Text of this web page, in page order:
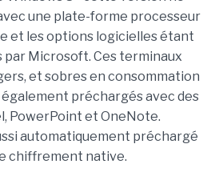
une plate-forme processeur
et les options logicielles étant
Microsoft. Ces terminaux
et sobres en consommation
préchargés avec des
PowerPoint et OneNote.
automatiquement préchargé
chiffrement native.